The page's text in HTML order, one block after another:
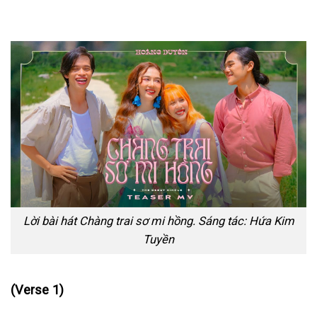
Lời bài hát Chàng trai sơ mi hồng. Sáng tác: Hứa Kim
Tuyền
(Verse 1)